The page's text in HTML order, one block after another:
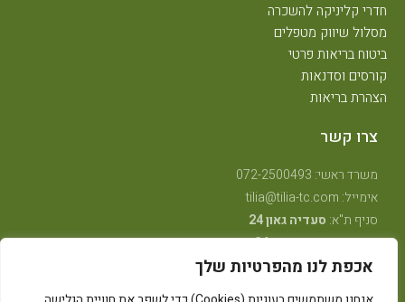
אכפת לנו מהפרטיות שלך
חדרי קליניקה להשכרה
מסלול שיווק מטפלים
ביטוח בריאות פרטי
קורסים וסדנאות
הצהרת בריאות
צרו קשר
משרד ראשי: 072-2500493
אימייל: tilia@tilia-tc.com
סניף ת"א: סעדיה גאון 24
סניף רמת גן:בן גוריון 24, קליניקה טיפולית.
סניף חיפה:טשרניחובסקי 35
(בנין אסטרא) קומה 3.